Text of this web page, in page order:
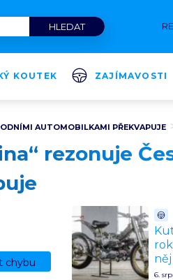
KOUTEK ZAJÍMAVOSTI
AUTOMOBILKAMI PŘEKVAPUJE
rezonuje
chybu
6.